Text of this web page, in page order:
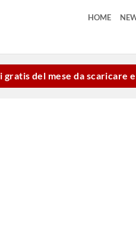
HOME
del mese da scaricare